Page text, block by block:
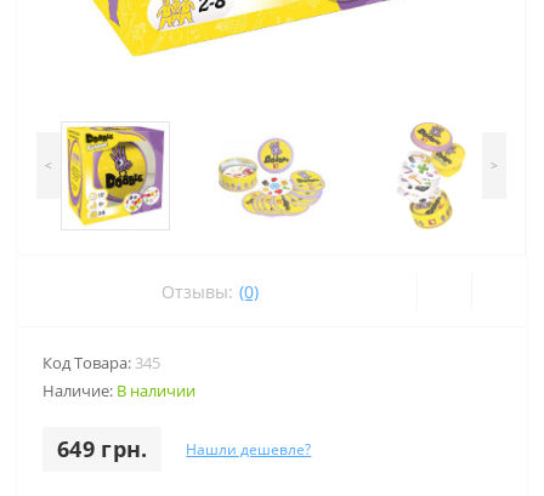
< >
Отзывы: (0)
Код Товара: 345
Наличие: В наличии
649 грн. Нашли дешевле?